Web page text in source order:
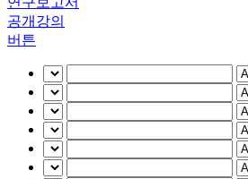
공개강의
버튼